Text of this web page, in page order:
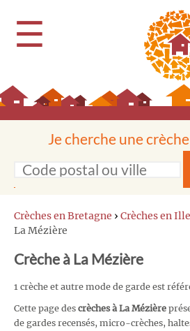
☰
Je cherche une
Crèches en Bretagne › Crèches en
La Mézière
Crèche à La Mézière
1 crèche et autre mode de garde est
Cette page des crèches à La Mézière
de gardes recensés, micro-crèches,